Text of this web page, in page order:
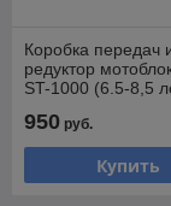
Коробка передач
редуктор
ST-1000 (6.5-8,5
950 руб.
Купить